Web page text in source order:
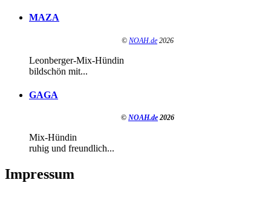
MAZA
© NOAH.de 2026
Leonberger-Mix-Hündin
bildschön mit...
GAGA
© NOAH.de 2026
Mix-Hündin
ruhig und freundlich...
Impressum